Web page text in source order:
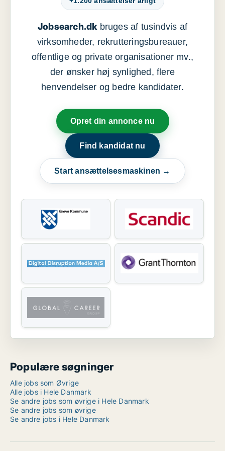
Jobsearch.dkbruges af tusindvis af
virksomheder, rekrutteringsbureauer,
offentlige og private organisationer mv.,
der ønsker høj synlighed, flere
henvendelser og bedre kandidater.
Opret din annonce nu
Find kandidat nu
Start ansættelsesmaskinen →
Populære søgninger
Alle jobs som Øvrige
Alle jobs i Hele Danmark
Se andre jobs som øvrige i Hele Danmark
Se andre jobs som øvrige
Se andre jobs i Hele Danmark